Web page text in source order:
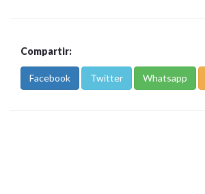
Compartir:
Facebook Twitter Whatsapp